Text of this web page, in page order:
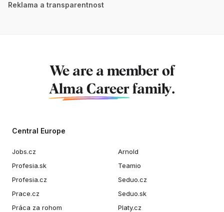
Reklama a transparentnost
We are a member of
Alma Career family.
Central Europe
Jobs.cz
Profesia.sk
Profesia.cz
Prace.cz
Práca za rohom
Arnold
Teamio
Seduo.cz
Seduo.sk
Platy.cz